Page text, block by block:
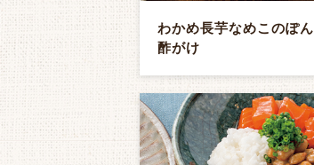
わかめ長芋なめこのぽん
酢がけ